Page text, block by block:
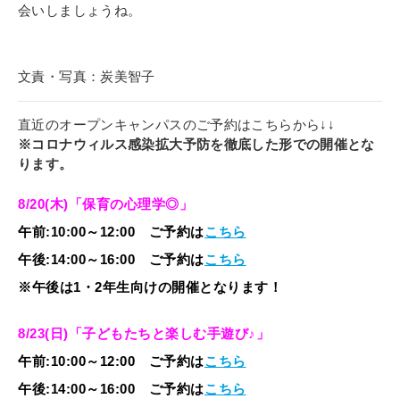
会いしましょうね。
文責・写真：炭美智子
直近のオープンキャンパスのご予約はこちらから↓↓
※コロナウィルス感染拡大予防を徹底した形での開催とな
ります。
8/20(木)「保育の心理学◎」
午前:10:00～12:00 ご予約はこちら
午後:14:00～16:00 ご予約はこちら
※午後は1・2年生向けの開催となります！
8/23(日)「子どもたちと楽しむ手遊び♪」
午前:10:00～12:00 ご予約はこちら
午後:14:00～16:00 ご予約はこちら